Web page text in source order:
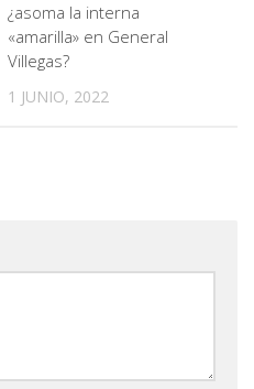
¿asoma la interna
«amarilla» en General
Villegas?
1 JUNIO, 2022